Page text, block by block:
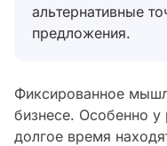
альтернативные
предложения.
Фиксированное
бизнесе. Особенно у
долгое время